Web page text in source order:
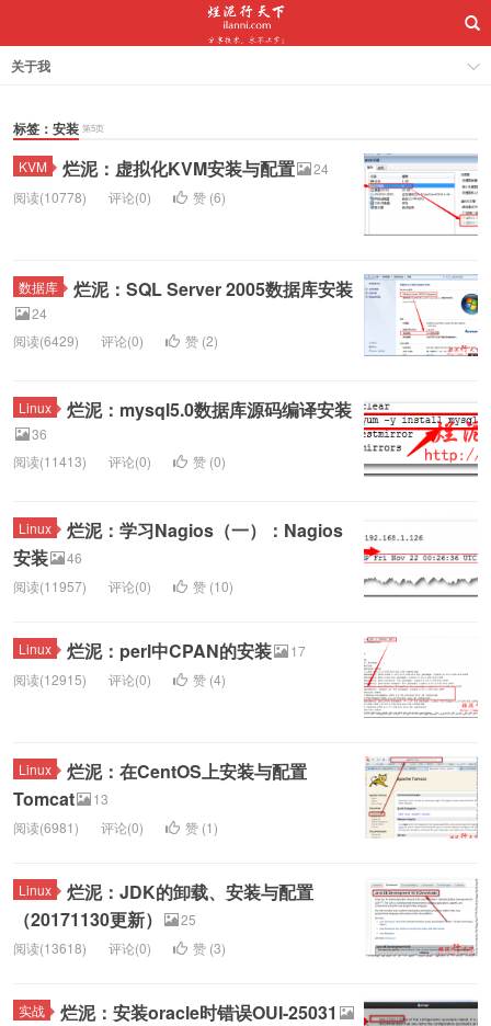
关于我
标签：安装 第5页
KVM 烂泥：虚拟化KVM安装与配置
24
阅读(10778)
评论(0) 赞 (6)
数据库 烂泥：SQL Server 2005数据库安装
24
阅读(6429)
评论(0) 赞 (2)
Linux 烂泥：mysql5.0数据库源码编译安装
36
阅读(11413)
评论(0) 赞 (0)
Linux
烂泥：学习Nagios（一）：Nagios
安装
46
阅读(11957)
评论(0) 赞 (10)
Linux 烂泥：perl中CPAN的安装
17
阅读(12915)
评论(0) 赞 (4)
Linux
烂泥：在CentOS上安装与配置
Tomcat
13
阅读(6981)
评论(0) 赞 (1)
Linux
烂泥：JDK的卸载、安装与配置
（20171130更新）
25
阅读(13618)
评论(0) 赞 (3)
实战 烂泥：安装oracle时错误OUI-25031